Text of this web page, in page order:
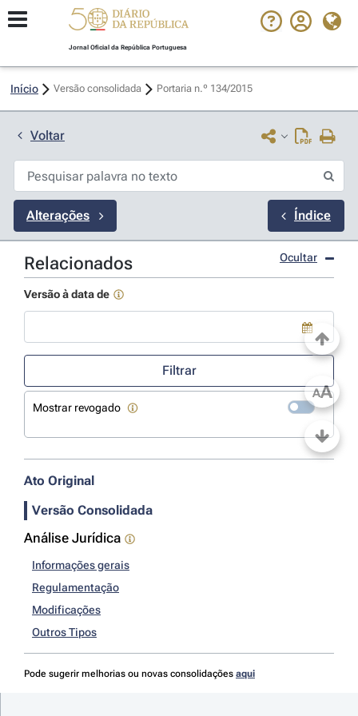
Jornal Oficial da República Portuguesa
Início Versão consolidada Portaria n.º 134/2015
Voltar
Alterações Índice
Relacionados Ocultar
Versão à data de
Use a tecla de seta para baixo para abrir o calendário; Use as
Filtrar
Mostrar revogado
Ato Original
Versão Consolidada
Análise Jurídica
Informações gerais
Regulamentação
Modificações
Outros Tipos
Pode sugerir melhorias ou novas consolidações aqui
AA